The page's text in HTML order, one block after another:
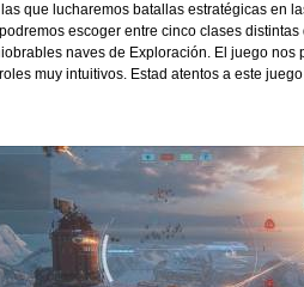
que lucharemos batallas estratégicas en
escoger entre cinco clases distintas
naves de Exploración. El juego nos
muy intuitivos. Estad atentos a este